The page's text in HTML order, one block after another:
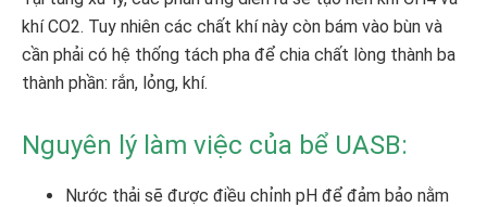
khí CO2. Tuy nhiên các chất khí này còn bám vào bùn và
cần phải có hệ thống tách pha để chia chất lòng thành ba
thành phần: rắn, lỏng, khí.
Nguyên lý làm việc của bể UASB:
Nước thải sẽ được điều chỉnh pH để đảm bảo nằm